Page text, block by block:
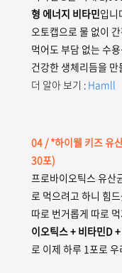
형 에너지 비타민입니
오토캡으로 물 없이
먹어도 부담 없는 수
건강한 생체리듬을 만
더 알아 보기 : Hamll
04 / *하이웰 키즈 유
30포)
프로바이오틱스 유산
로 먹으려고 하니 힘
따로 번거롭게 따로
이오틱스 + 비타민D
로 이제 하루 1포로